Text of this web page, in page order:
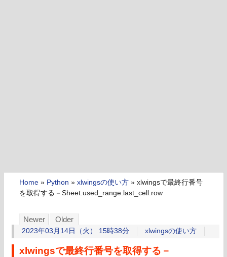
Home » Python » xlwingsの使い方 » xlwingsで最終行番号
を取得する－Sheet.used_range.last_cell.row
Newer Older
2023年03月14日（火） 15時38分 xlwingsの使い方
xlwingsで最終行番号を取得する－